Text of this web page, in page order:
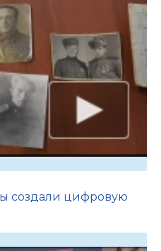
создали цифровую